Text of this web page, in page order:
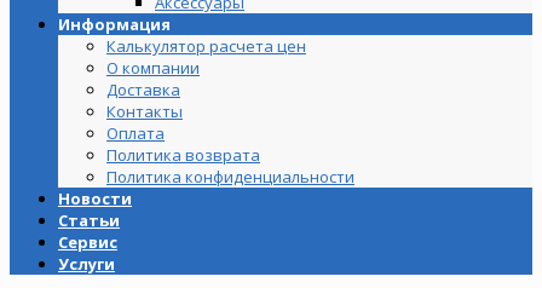
Информация
Калькулятор расчета цен
О компании
Доставка
Контакты
Оплата
Политика возврата
Политика конфиденциальности
Новости
Статьи
Сервис
Услуги